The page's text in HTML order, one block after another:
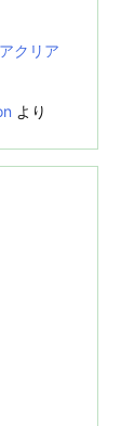
クリア
より